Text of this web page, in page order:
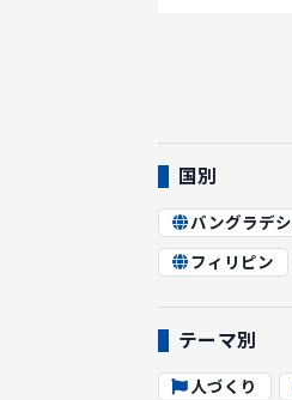
国別
バングラデ
フィリピン
テーマ別
人づくり